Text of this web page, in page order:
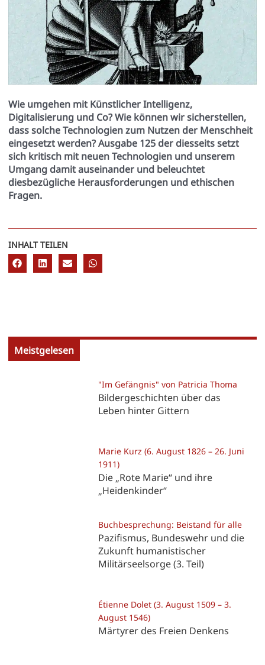
Wie umgehen mit Künstlicher Intelligenz,
Digitalisierung und Co? Wie können wir sicherstellen,
dass solche Technologien zum Nutzen der Menschheit
eingesetzt werden? Ausgabe 125 der diesseits setzt
sich kritisch mit neuen Technologien und unserem
Umgang damit auseinander und beleuchtet
diesbezügliche Herausforderungen und ethischen
Fragen.
INHALT TEILEN
Meistgelesen
"Im Gefängnis" von Patricia Thoma
Bildergeschichten über das
Leben hinter Gittern
Marie Kurz (6. August 1826 – 26. Juni
1911)
Die „Rote Marie“ und ihre
„Heidenkinder“
Buchbesprechung: Beistand für alle
Pazifismus, Bundeswehr und die
Zukunft humanistischer
Militärseelsorge (3. Teil)
Étienne Dolet (3. August 1509 – 3.
August 1546)
Märtyrer des Freien Denkens